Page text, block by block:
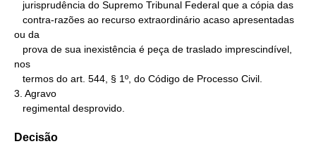
ou da
nos
3. Agravo
   regimental desprovido.
Decisão